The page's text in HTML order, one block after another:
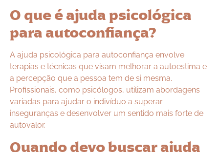
O que é ajuda psicológica
para autoconfiança?
A ajuda psicológica para autoconfiança envolve
terapias e técnicas que visam melhorar a autoestima e
a percepção que a pessoa tem de si mesma.
Profissionais, como psicólogos, utilizam abordagens
variadas para ajudar o indivíduo a superar
inseguranças e desenvolver um sentido mais forte de
autovalor.
Quando devo buscar ajuda